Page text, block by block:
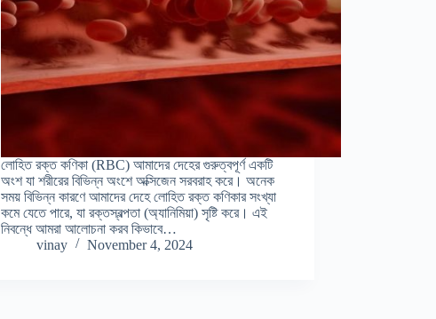
লোহিত রক্ত কণিকা (RBC) আমাদের দেহের গুরুত্বপূর্ণ একটি
অংশ যা শরীরের বিভিন্ন অংশে অক্সিজেন সরবরাহ করে। অনেক
সময় বিভিন্ন কারণে আমাদের দেহে লোহিত রক্ত কণিকার সংখ্যা
কমে যেতে পারে, যা রক্তস্বল্পতা (অ্যানিমিয়া) সৃষ্টি করে। এই
নিবন্ধে আমরা আলোচনা করব কিভাবে…
vinay
November 4, 2024